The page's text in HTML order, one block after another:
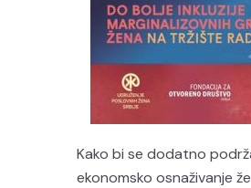
Kako bi se dodatno
ekonomsko osnaživanje